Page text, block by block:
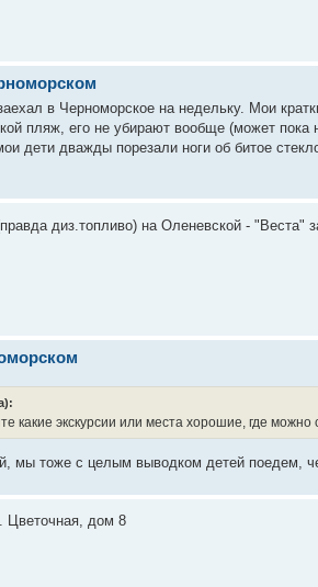
в Черноморское на недельку. Мои
пляж, его не убирают вообще (может пока
дети дважды порезали ноги об битое стекло
диз.топливо) на Оленевской - "Веста"
какие экскурсии или места хорошие, где можно
мы тоже с целым выводком детей поедем,
Цветочная, дом 8